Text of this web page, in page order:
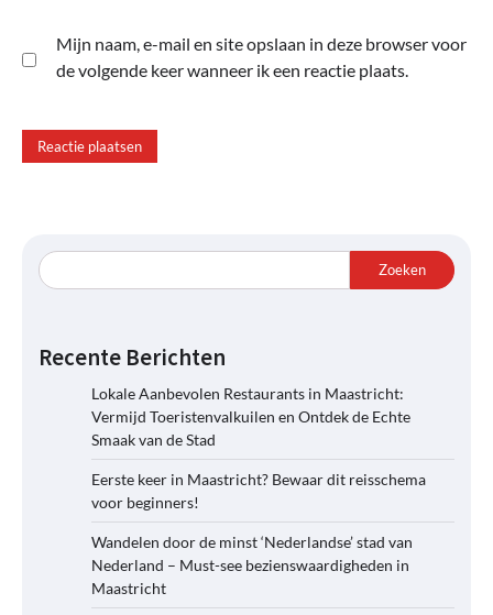
Mijn naam, e-mail en site opslaan in deze browser voor
de volgende keer wanneer ik een reactie plaats.
Zoeken
Recente Berichten
Lokale Aanbevolen Restaurants in Maastricht:
Vermijd Toeristenvalkuilen en Ontdek de Echte
Smaak van de Stad
Eerste keer in Maastricht? Bewaar dit reisschema
voor beginners!
Wandelen door de minst ‘Nederlandse’ stad van
Nederland – Must-see bezienswaardigheden in
Maastricht